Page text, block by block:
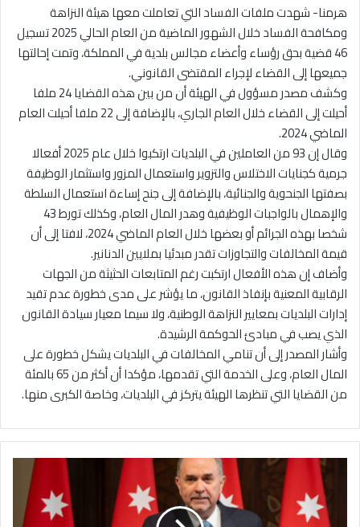
هرمنا- شهدت ملفات الفساد التي تعاملت معها هيئة النزاهة
ومكافحة الفساد خلال الشهور الماضية من العام الحالي 2025 تسجيل
46 قضية بحق رؤساء وأعضاء مجالس بلدية في المملكة، وتمت إحالتها
جميعها إلى القضاء لإجراء المقتضى القانوني.
وكشف مصدر مسؤول في الهيئة أن من بين هذه القضايا 24 ملفا
أحيلت إلى القضاء خلال العام الجاري، بالإضافة إلى 22 ملفا أحيلت العام
الماضي 2024.
وقال إن 93 من العاملين في البلديات ارتكبوا خلال عام 2025 أفعالا
جرمية كجنايات الاختلاس والتزوير واستعمال المزور واستثمار الوظيفة
بصفتها الجنحوية والجنائية، بالإضافة إلى جنح إساءة استعمال السلطة
والإهمال بالواجبات الوظيفية وهدر المال العام، وكذلك تورط 43
شخصا بهذه الجرائم أو بعضها خلال العام الماضي 2024، لافتا إلى أن
قيمة المخالفات والتجاوزات تقدر مبدئيا بملايين الدنانير.
وأضاف إن هذه الأفعال ارتكبت رغم المتابعات الحثيثة من الجهات
الرقابية المعنية بإنفاذ القانون، ما يؤشر على مدى خطورة عدم تقيد
إدارات البلديات بمعايير النزاهة الوطنية، ولا سيما معيار سيادة القانون
الذي يصب في مبادئ الحوكمة الرشيدة.
وأشار المصدر إلى أن تنامي المخالفات في البلديات يشكل خطورة على
المال العام، وعلى الخدمة التي تقدمها، مؤكدا أن أكثر من 65 بالمئة
من القضايا التي تنظرها الهيئة يتركز في البلديات، وخاصة الكبرى منها.